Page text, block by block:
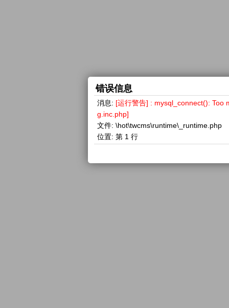
错误信息
消息: [运行警告] : mysql_connect(): Too
g.inc.php]
文件: \hot\twcms\runtime\_runtime.php
位置: 第 1 行